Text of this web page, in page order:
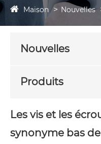
Maison Nouvelles
Nouvelles
Produits
Les vis et les
synonyme bas